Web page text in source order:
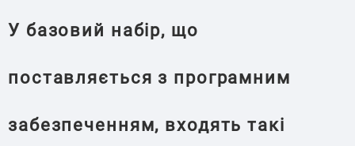
У базовий набір, що
поставляється з програмним
забезпеченням, входять такі